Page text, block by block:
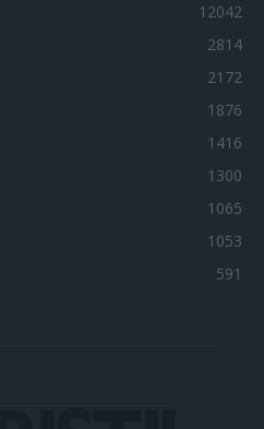
12042
2814
2172
1876
1416
1300
1065
1053
591